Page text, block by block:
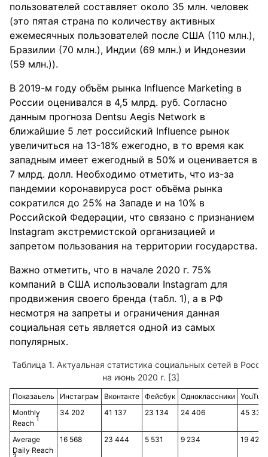
пользователей составляет около 35 млн. человек
(это пятая страна по количеству активных
ежемесячных пользователей после США (110 млн.),
Бразилии (70 млн.), Индии (69 млн.) и Индонезии
(59 млн.)).
В 2019-м году объём рынка Influence Marketing в
России оценивался в 4,5 млрд. руб. Согласно
данным прогноза Dentsu Aegis Network в
ближайшие 5 лет российский Influence рынок
увеличиться на 13-18% ежегодно, в то время как
западным имеет ежегодный в 50% и оценивается в
7 млрд. долл. Необходимо отметить, что из-за
пандемии коронавируса рост объёма рынка
сократился до 25% на Западе и на 10% в
Российской Федерации, что связано с признанием
Instagram экстремистской организацией и
запретом пользования на территории государства.
Важно отметить, что в начале 2020 г. 75%
компаний в США использовали Instagram для
продвижения своего бренда (табл. 1), а в РФ
несмотря на запреты и ограничения данная
социальная сеть является одной из самых
популярных.
Таблица 1. Актуальная статистика социальных сетей в
на июнь 2020 г. [3]
Показаьель Инстаграм Вконтакте Фейсбук Одноклассники
Monthly
Reach
1
34 202 41 137 23 134 24 406 45 338
Average
Daily Reach
16 568 23 444 5 531 9 234 19 427